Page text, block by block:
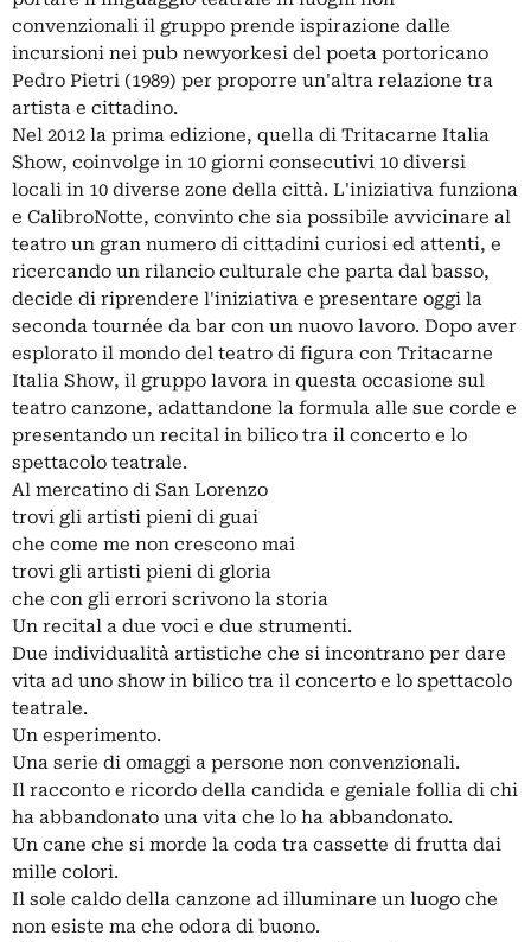
convenzionali il gruppo prende ispirazione dalle
incursioni nei pub newyorkesi del poeta portoricano
Pedro Pietri (1989) per proporre un'altra relazione tra
artista e cittadino.
Nel 2012 la prima edizione, quella di Tritacarne Italia
Show, coinvolge in 10 giorni consecutivi 10 diversi
locali in 10 diverse zone della città. L'iniziativa funziona
e CalibroNotte, convinto che sia possibile avvicinare al
teatro un gran numero di cittadini curiosi ed attenti, e
ricercando un rilancio culturale che parta dal basso,
decide di riprendere l'iniziativa e presentare oggi la
seconda tournée da bar con un nuovo lavoro. Dopo aver
esplorato il mondo del teatro di figura con Tritacarne
Italia Show, il gruppo lavora in questa occasione sul
teatro canzone, adattandone la formula alle sue corde e
presentando un recital in bilico tra il concerto e lo
spettacolo teatrale.
Al mercatino di San Lorenzo
trovi gli artisti pieni di guai
che come me non crescono mai
trovi gli artisti pieni di gloria
che con gli errori scrivono la storia
Un recital a due voci e due strumenti.
Due individualità artistiche che si incontrano per dare
vita ad uno show in bilico tra il concerto e lo spettacolo
teatrale.
Un esperimento.
Una serie di omaggi a persone non convenzionali.
Il racconto e ricordo della candida e geniale follia di chi
ha abbandonato una vita che lo ha abbandonato.
Un cane che si morde la coda tra cassette di frutta dai
mille colori.
Il sole caldo della canzone ad illuminare un luogo che
non esiste ma che odora di buono.